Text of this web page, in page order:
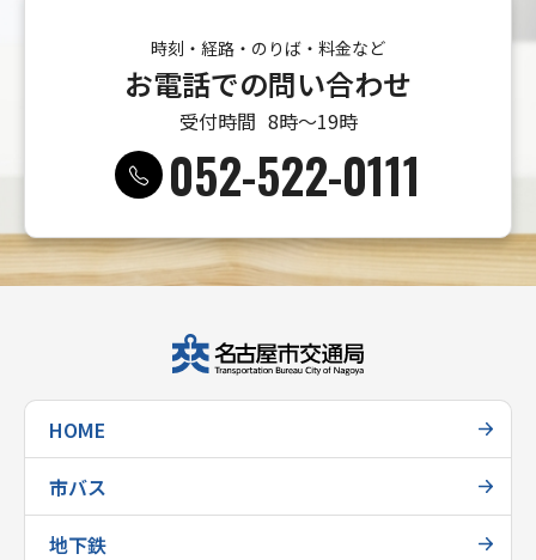
時刻・経路・のりば・料金など
お電話での問い合わせ
受付時間 8時〜19時
052-522-0111
HOME
市バス
地下鉄